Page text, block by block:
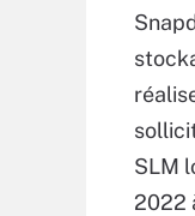
SLM
2022